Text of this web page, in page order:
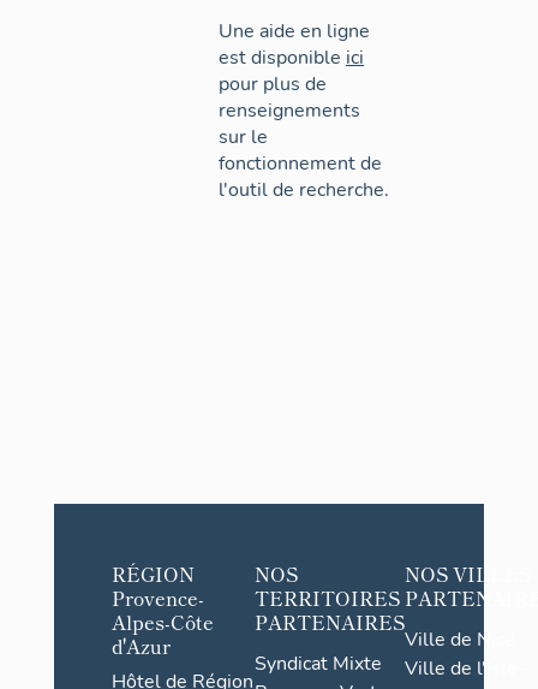
Une aide en ligne
est disponible ici
pour plus de
renseignements
sur le
fonctionnement de
l'outil de recherche.
RÉGION
Provence-
Alpes-Côte
d'Azur
Hôtel de Région
NOS
TERRITOIRES
PARTENAIRES
Syndicat Mixte
NOS VILLES
Ville de Nice
Ville de l'Isle-